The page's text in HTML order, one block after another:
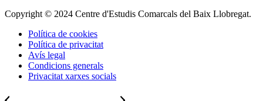
Copyright © 2024 Centre d'Estudis Comarcals del Baix Llobregat.
Política de cookies
Política de privacitat
Avís legal
Condicions generals
Privacitat xarxes socials